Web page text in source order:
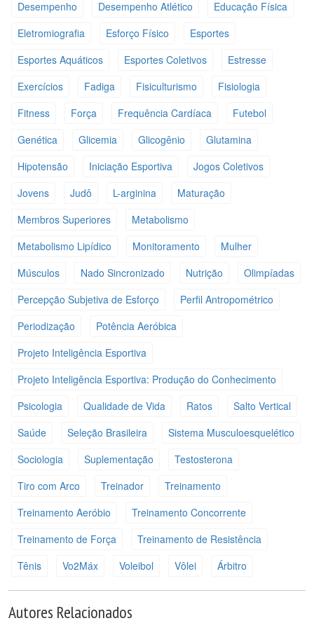
Desempenho
Desempenho Atlético
Educação Física
Eletromiografia
Esforço Físico
Esportes
Esportes Aquáticos
Esportes Coletivos
Estresse
Exercícios
Fadiga Fisiculturismo
Fisiologia
Fitness
Força Frequência Cardíaca
Futebol
Genética
Glicemia Glicogênio
Glutamina
Hipotensão
Iniciação Esportiva
Jogos Coletivos
Jovens
Judô L-arginina
Maturação
Membros Superiores
Metabolismo
Metabolismo Lipídico
Monitoramento
Mulher
Músculos
Nado Sincronizado Nutrição
Olimpíadas
Percepção Subjetiva de Esforço
Perfil Antropométrico
Periodização
Potência Aeróbica
Projeto Inteligência Esportiva
Projeto Inteligência Esportiva: Produção do Conhecimento
Psicologia
Qualidade de Vida Ratos
Salto Vertical
Saúde
Seleção Brasileira
Sistema Musculoesquelético
Sociologia
Suplementação
Testosterona
Tiro com Arco
Treinador
Treinamento
Treinamento Aeróbio
Treinamento Concorrente
Treinamento de Força
Treinamento de Resistência
Tênis
Vo2Máx Voleibol Vôlei Árbitro
Autores Relacionados